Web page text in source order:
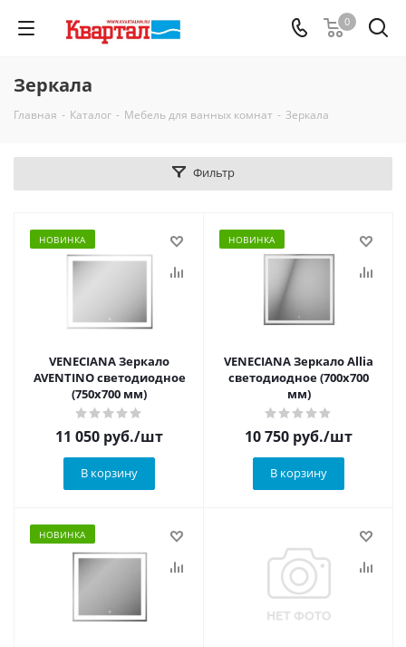
0
Зеркала
Главная - Каталог - Мебель для ванных комнат - Зеркала
Фильтр
НОВИНКА
VENECIANA Зеркало
AVENTINO светодиодное
(750х700 мм)
11 050 руб./шт
В корзину
НОВИНКА
VENECIANA Зеркало Allia
светодиодное (700х700
мм)
10 750 руб./шт
В корзину
НОВИНКА